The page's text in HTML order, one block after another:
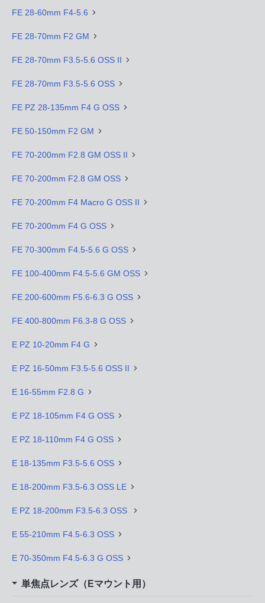
FE 28-60mm F4-5.6
FE 28-70mm F2 GM
FE 28-70mm F3.5-5.6 OSS II
FE 28-70mm F3.5-5.6 OSS
FE PZ 28-135mm F4 G OSS
FE 50-150mm F2 GM
FE 70-200mm F2.8 GM OSS II
FE 70-200mm F2.8 GM OSS
FE 70-200mm F4 Macro G OSS II
FE 70-200mm F4 G OSS
FE 70-300mm F4.5-5.6 G OSS
FE 100-400mm F4.5-5.6 GM OSS
FE 200-600mm F5.6-6.3 G OSS
FE 400-800mm F6.3-8 G OSS
E PZ 10-20mm F4 G
E PZ 16-50mm F3.5-5.6 OSS II
E 16-55mm F2.8 G
E PZ 18-105mm F4 G OSS
E PZ 18-110mm F4 G OSS
E 18-135mm F3.5-5.6 OSS
E 18-200mm F3.5-6.3 OSS LE
E PZ 18-200mm F3.5-6.3 OSS
E 55-210mm F4.5-6.3 OSS
E 70-350mm F4.5-6.3 G OSS
単焦点レンズ（Eマウント用）